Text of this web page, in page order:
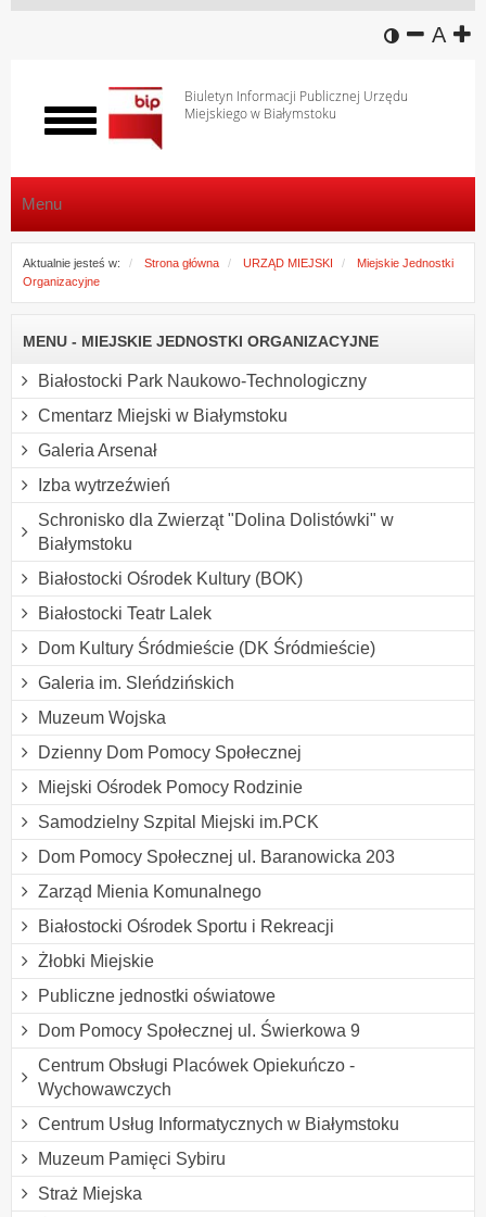
wersja
A
Biuletyn Informacji Publicznej Urzędu
Miejskiego w Białymstoku
Włącz
menu
Menu
Aktualnie jesteś w: Strona główna URZĄD MIEJSKI
Miejskie Jednostki
Organizacyjne
MENU - MIEJSKIE JEDNOSTKI ORGANIZACYJNE
Białostocki Park Naukowo-Technologiczny
Cmentarz Miejski w Białymstoku
Galeria Arsenał
Izba wytrzeźwień
Schronisko dla Zwierząt "Dolina Dolistówki" w
Białymstoku
Białostocki Ośrodek Kultury (BOK)
Białostocki Teatr Lalek
Dom Kultury Śródmieście (DK Śródmieście)
Galeria im. Sleńdzińskich
Muzeum Wojska
Dzienny Dom Pomocy Społecznej
Miejski Ośrodek Pomocy Rodzinie
Samodzielny Szpital Miejski im.PCK
Dom Pomocy Społecznej ul. Baranowicka 203
Zarząd Mienia Komunalnego
Białostocki Ośrodek Sportu i Rekreacji
Żłobki Miejskie
Publiczne jednostki oświatowe
Dom Pomocy Społecznej ul. Świerkowa 9
Centrum Obsługi Placówek Opiekuńczo -
Wychowawczych
Centrum Usług Informatycznych w Białymstoku
Muzeum Pamięci Sybiru
Straż Miejska